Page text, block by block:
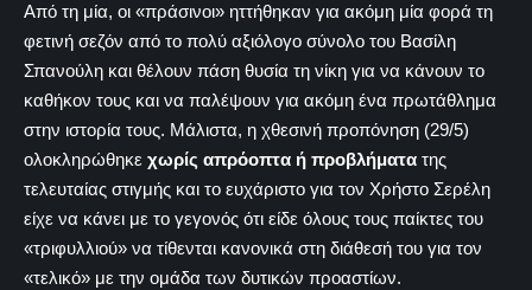
Από τη μία, οι «πράσινοι» ηττήθηκαν για ακόμη μία φορά τη
φετινή σεζόν από το πολύ αξιόλογο σύνολο του Βασίλη
Σπανούλη και θέλουν πάση θυσία τη νίκη για να κάνουν το
καθήκον τους και να παλέψουν για ακόμη ένα πρωτάθλημα
στην ιστορία τους. Μάλιστα, η χθεσινή προπόνηση (29/5)
ολοκληρώθηκε χωρίς απρόοπτα ή προβλήματα της
τελευταίας στιγμής και το ευχάριστο για τον Χρήστο Σερέλη
είχε να κάνει με το γεγονός ότι είδε όλους τους παίκτες του
«τριφυλλιού» να τίθενται κανονικά στη διάθεσή του για τον
«τελικό» με την ομάδα των δυτικών προαστίων.